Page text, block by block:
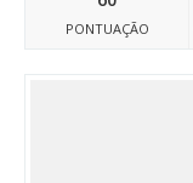
PONTUAÇÃO